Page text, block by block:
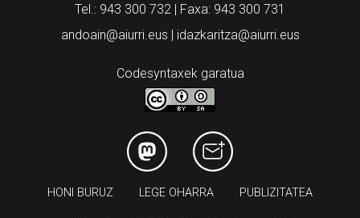
Tel.: 943 300 732 | Faxa: 943 300 731
andoain@aiurri.eus | idazkaritza@aiurri.eus
Codesyntaxek garatua
HONI BURUZ LEGE OHARRA PUBLIZITATEA